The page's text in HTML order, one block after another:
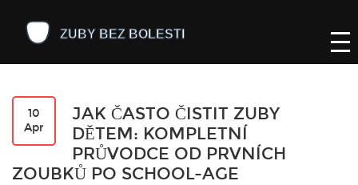
10
Apr
JAK ČASTO ČISTIT ZUBY
DĚTEM: KOMPLETNÍ
PRŮVODCE OD PRVNÍCH
ZOUBKŮ PO SCHOOL-AGE